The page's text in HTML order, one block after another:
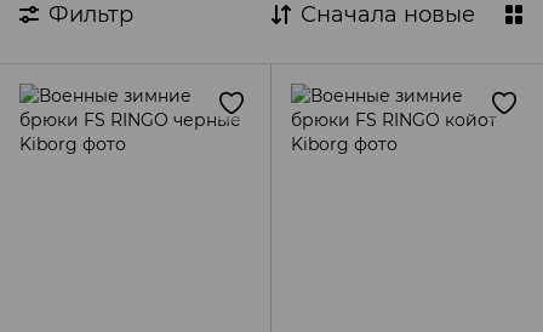
Фильтр Сначала новые